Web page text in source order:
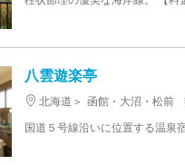
八雲遊楽亭
北海道 函館・大沼・松前